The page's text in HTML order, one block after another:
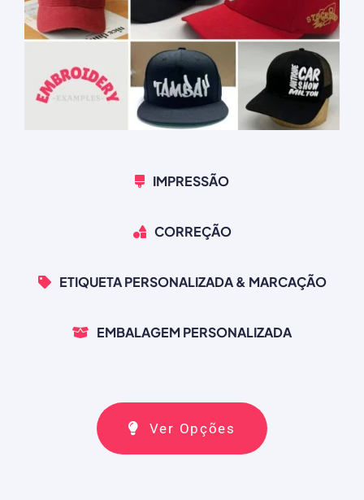
IMPRESSÃO
CORREÇÃO
ETIQUETA PERSONALIZADA & MARCAÇÃO
EMBALAGEM PERSONALIZADA
Ver Opções